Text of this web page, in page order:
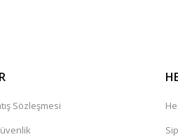
Sözleşmesi